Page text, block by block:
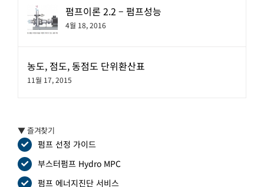
펌프이론 2.2 – 펌프성능
4월 18, 2016
농도, 점도, 동점도 단위환산표
11월 17, 2015
▼ 즐겨찾기
펌프 선정 가이드
부스터펌프 Hydro MPC
펌프 에너지진단 서비스